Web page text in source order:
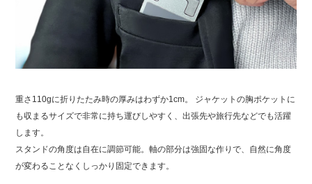
重さ110gに折りたたみ時の厚みはわずか1cm。 ジャケットの胸ポケットに
も収まるサイズで非常に持ち運びしやすく、出張先や旅行先などでも活躍
します。
スタンドの角度は自在に調節可能。軸の部分は強固な作りで、自然に角度
が変わることなくしっかり固定できます。